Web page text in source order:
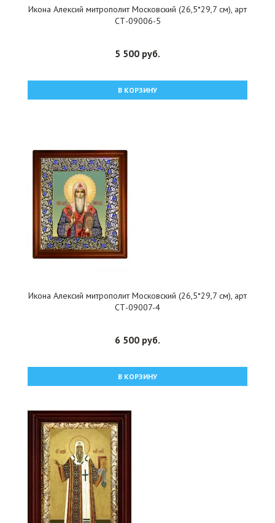
Икона Алексий митрополит Московский (26,5*29,7 см), арт
СТ-09006-5
5 500 руб.
В КОРЗИНУ
Икона Алексий митрополит Московский (26,5*29,7 см), арт
СТ-09007-4
6 500 руб.
В КОРЗИНУ